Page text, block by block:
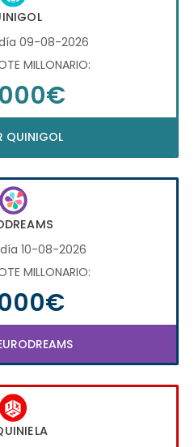
09-08-2026
MILLONARIO:
QUINIGOL
10-08-2026
MILLONARIO: